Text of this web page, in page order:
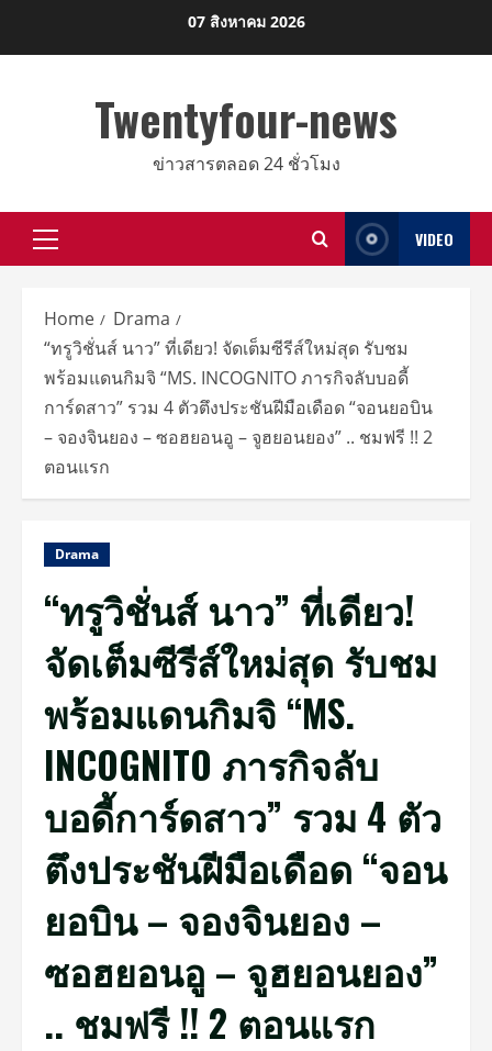
07 สิงหาคม 2026
Twentyfour-news
ข่าวสารตลอด 24 ชั่วโมง
Primary
VIDEO
Home
Drama
“ทรูวิชั่นส์ นาว” ที่เดียว! จัดเต็มซีรีส์ใหม่สุด รับชม
พร้อมแดนกิมจิ “MS. INCOGNITO ภารกิจลับบอดี้
การ์ดสาว” รวม 4 ตัวตึงประชันฝีมือเดือด “จอนยอบิน
– จองจินยอง – ซอฮยอนอู – จูฮยอนยอง” .. ชมฟรี !! 2
ตอนแรก
Drama
“ทรูวิชั่นส์ นาว” ที่เดียว!
จัดเต็มซีรีส์ใหม่สุด รับชม
พร้อมแดนกิมจิ “MS.
INCOGNITO ภารกิจลับ
บอดี้การ์ดสาว” รวม 4 ตัว
ตึงประชันฝีมือเดือด “จอน
ยอบิน – จองจินยอง –
ซอฮยอนอู – จูฮยอนยอง”
.. ชมฟรี !! 2 ตอนแรก